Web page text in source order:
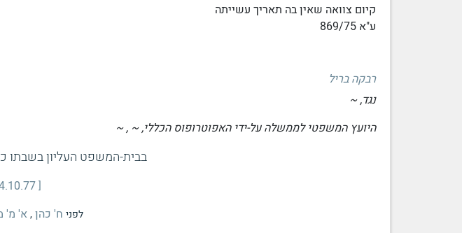
קיום צוואה שאין בה תאריך עשייתה
ע"א 869/75
רבקה בריל
נגד, ~
היועץ המשפטי לממשלה על-ידי האפוטרופוס הכללי, ~ , ~
בבית-המשפט העליון בשבתו
לפני ח' כהן , א' מ'